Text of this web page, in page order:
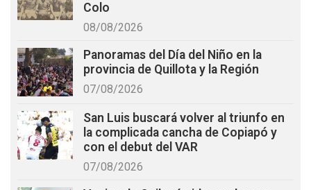
Colo
08/08/2026
Panoramas del Día del Niño en la
provincia de Quillota y la Región
07/08/2026
San Luis buscará volver al triunfo en
la complicada cancha de Copiapó y
con el debut del VAR
07/08/2026